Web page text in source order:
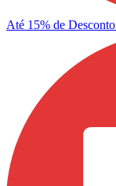
Até 15% de Desconto